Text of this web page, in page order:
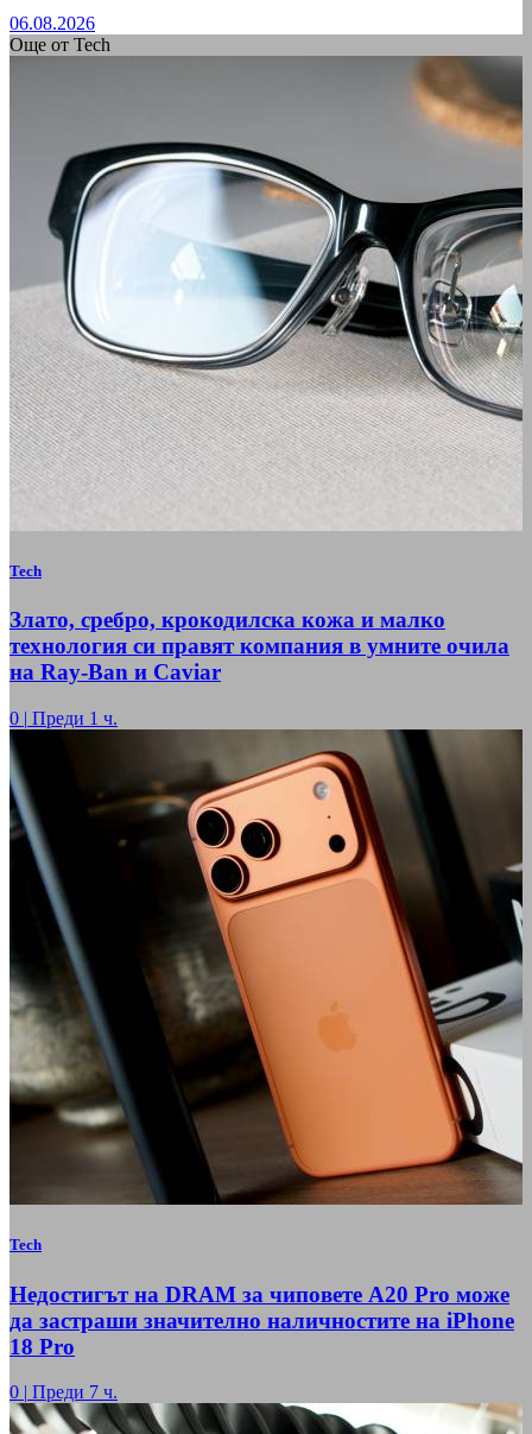
06.08.2026
Още от Tech
Tech
Злато, сребро, крокодилска кожа и малко
технология си правят компания в умните очила
на Ray-Ban и Caviar
0 | Преди 1 ч.
Tech
Недостигът на DRAM за чиповете A20 Pro може
да застраши значително наличностите на iPhone
18 Pro
0 | Преди 7 ч.